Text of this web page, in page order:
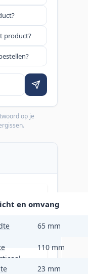
product?
op je
en omvang
65 mm
110 mm
23 mm